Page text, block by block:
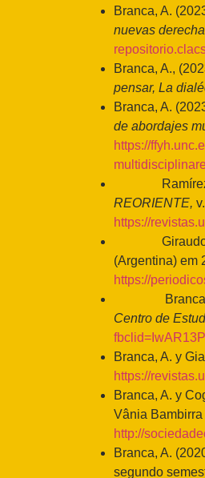
Branca, A.
nuevas
Branca, A.,
pensar, La
Branca, A.
de abordajes
https://
Ramírez
REORIENTE,
https://
Giraudo,
(Argentina) em
https://
Branca, A.
Centro de
Branca, A. y
https://
Branca, A. y
Vânia
http://
Branca, A.
segundo